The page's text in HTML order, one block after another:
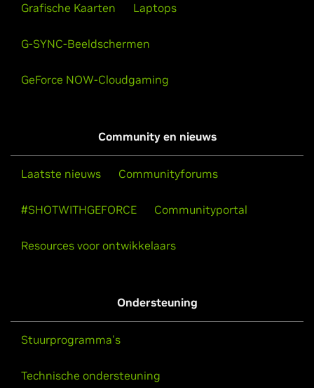
Grafische Kaarten Laptops
G-SYNC-Beeldschermen
GeForce NOW-Cloudgaming
Community en nieuws
Laatste nieuws Communityforums
#SHOTWITHGEFORCE Communityportal
Resources voor ontwikkelaars
Ondersteuning
Stuurprogramma's
Technische ondersteuning